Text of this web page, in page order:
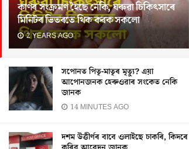
কাণৰ সংক্ৰমণ হৈছে নেকি, ঘৰুৱা চিকিৎসাৰে
মিনিটৰ ভিতৰতে থিক কৰক সকলো
2 YEARS AGO
সপোনত পিতৃ-মাতৃৰ মৃত্যু? এয়া
আপোনজনক হেৰুওৱাৰ সংকেত নেকি
জানক
14 MINUTES AGO
দশম উত্তীৰ্ণৰ বাবে ওলাইছে চাকৰি, কিদৰে